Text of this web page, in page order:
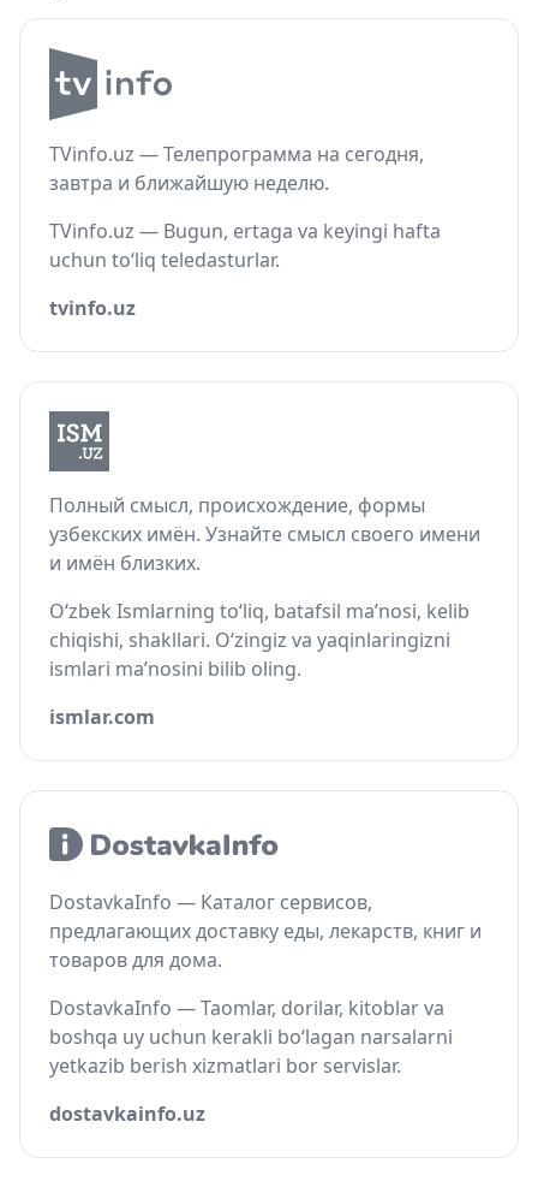
TVinfo.uz — Телепрограмма на сегодня,
завтра и ближайшую неделю.
TVinfo.uz — Bugun, ertaga va keyingi hafta
uchun to‘liq teledasturlar.
tvinfo.uz
Полный смысл, происхождение, формы
узбекских имён. Узнайте смысл своего имени
и имён близких.
O‘zbek Ismlarning to‘liq, batafsil ma’nosi, kelib
chiqishi, shakllari. O‘zingiz va yaqinlaringizni
ismlari ma’nosini bilib oling.
ismlar.com
DostavkaInfo — Каталог сервисов,
предлагающих доставку еды, лекарств, книг и
товаров для дома.
DostavkaInfo — Taomlar, dorilar, kitoblar va
boshqa uy uchun kerakli bo‘lagan narsalarni
yetkazib berish xizmatlari bor servislar.
dostavkainfo.uz